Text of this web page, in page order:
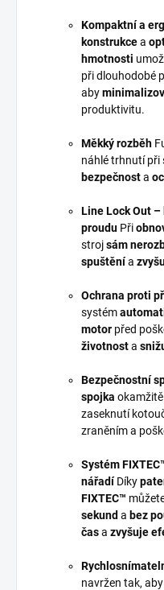
Kompaktní a
konstrukcea
hmotnosti
při dlouhodobé
aby
produktivitu.
Měkký rozběh
náhlé trhnutí při
bezpečnosta
Line Lock Out
proudu Při
strojsám
spuštěnía
Ochrana proti
systém
motor před
životnosta
Bezpečnostní
spojka okamžitě
zaseknutí
zraněním a
Systém
nářadí Díky
FIXTEC™
sekund a bez
časa zvyšuje
navržen tak, aby